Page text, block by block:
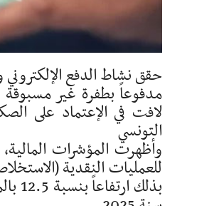
مدفوعاً بطفرة غير مسبوقة
لافت في الإعتماد على
التونسي
وأظهرت المؤشرات